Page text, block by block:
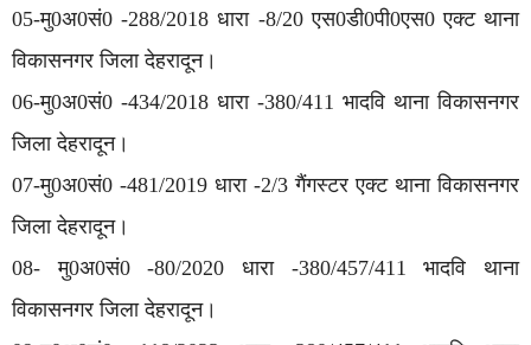
05-मु0अ0सं0 -288/2018 धारा -8/20 एस0डी0पी0एस0 एक्ट थाना
विकासनगर जिला देहरादून।
06-मु0अ0सं0 -434/2018 धारा -380/411 भादवि थाना विकासनगर
जिला देहरादून।
07-मु0अ0सं0 -481/2019 धारा -2/3 गैंगस्टर एक्ट थाना विकासनगर
जिला देहरादून।
08- मु0अ0सं0 -80/2020 धारा -380/457/411 भादवि थाना
विकासनगर जिला देहरादून।